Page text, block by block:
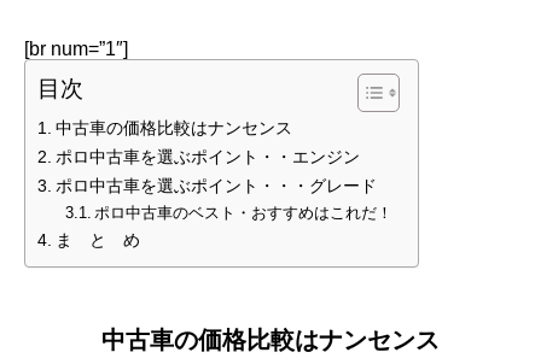
[br num=”1″]
目次
中古車の価格比較はナンセンス
ポロ中古車を選ぶポイント・・エンジン
ポロ中古車を選ぶポイント・・・グレード
ポロ中古車のベスト・おすすめはこれだ！
ま と め
中古車の価格比較はナンセンス